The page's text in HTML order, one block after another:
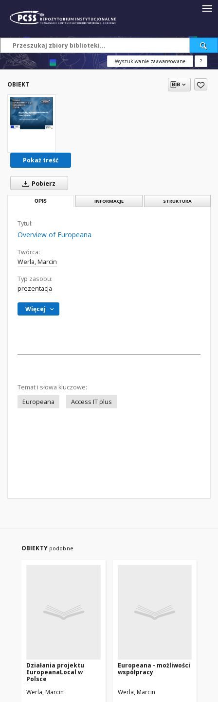
Wyszukiwanie zaawansowane ?
OBIEKT
Pokaż treść
Pobierz
OPIS INFORMACJE STRUKTURA
Tytuł:
Overview of Europeana
Twórca:
Werla, Marcin
Typ zasobu:
prezentacja
Więcej
Temat i słowa kluczowe:
Europeana
Access IT plus
OBIEKTY podobne
Działania projektu
EuropeanaLocal w
Polsce
Werla, Marcin
Europeana - możliwości
współpracy
Werla, Marcin